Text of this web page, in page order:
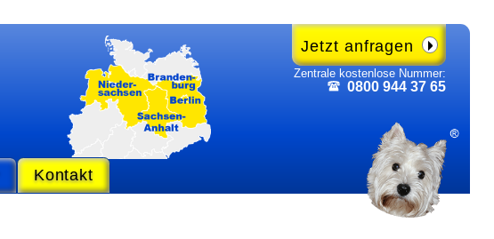
Zentrale kosten­lose Nummer:
0800 944 37 65
Jetzt anfragen
Kontakt